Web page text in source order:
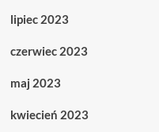
lipiec 2023
czerwiec 2023
maj 2023
kwiecień 2023